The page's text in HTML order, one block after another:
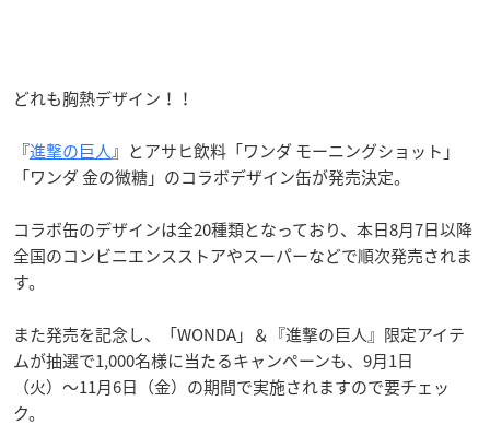
どれも胸熱デザイン！！
『進撃の巨人』とアサヒ飲料「ワンダ モーニングショット」
「ワンダ 金の微糖」のコラボデザイン缶が発売決定。
コラボ缶のデザインは全20種類となっており、本日8月7日以降
全国のコンビニエンスストアやスーパーなどで順次発売されま
す。
また発売を記念し、「WONDA」＆『進撃の巨人』限定アイテ
ムが抽選で1,000名様に当たるキャンペーンも、9月1日
（火）〜11月6日（金）の期間で実施されますので要チェッ
ク。